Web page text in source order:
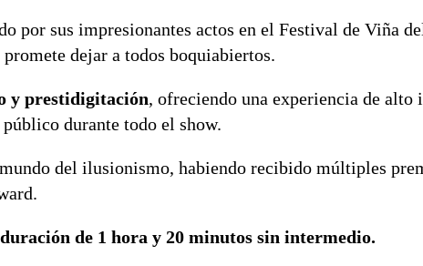
por sus impresionantes actos en el Festival de Viña
dejar a todos boquiabiertos.
y prestidigitación, ofreciendo una experiencia de alto
durante todo el show.
del ilusionismo, habiendo recibido múltiples
duración de 1 hora y 20 minutos sin intermedio.